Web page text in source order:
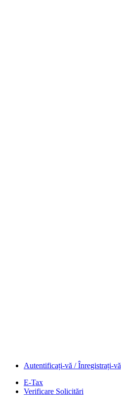
Autentificați-vă / Înregistrați-vă
E-Tax
Verificare Solicitări